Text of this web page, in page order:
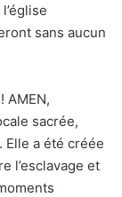
sans aucun
AMEN,
sacrée,
Elle a été créée
l’esclavage et